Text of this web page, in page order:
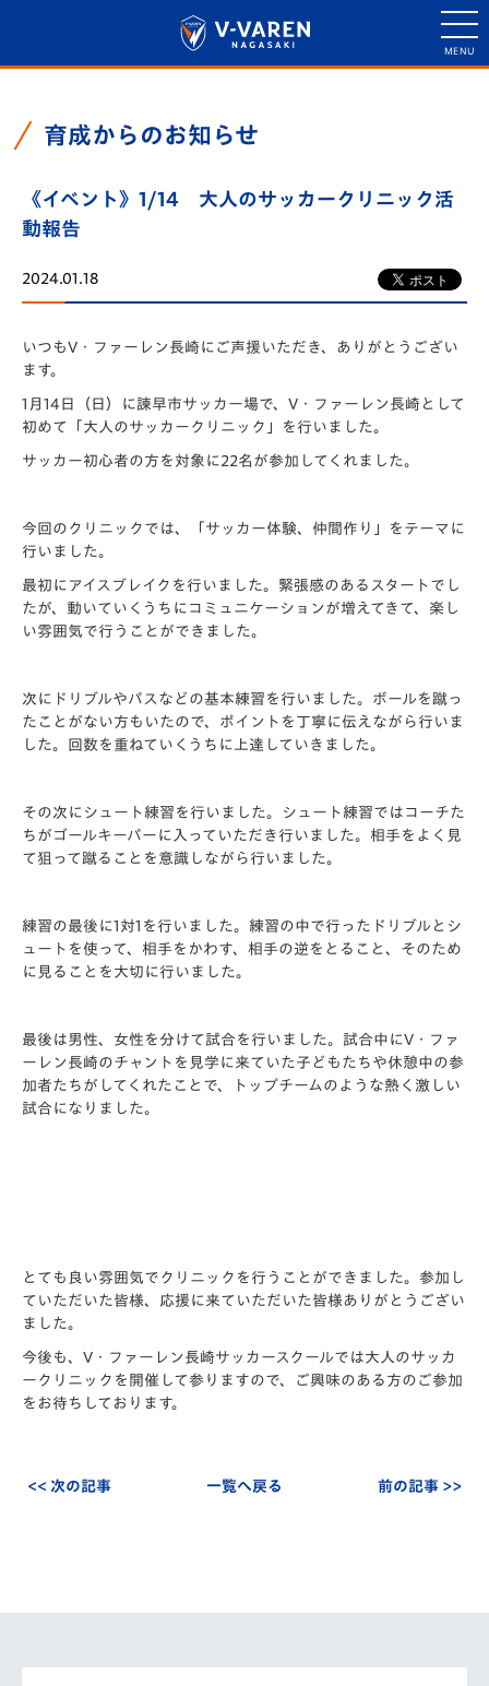
育成からのお知らせ
《イベント》1/14 大人のサッカークリニック活
動報告
2024.01.18
いつもV・ファーレン長崎にご声援いただき、ありがとうござい
ます。
1月14日（日）に諫早市サッカー場で、V・ファーレン長崎として
初めて「大人のサッカークリニック」を行いました。
サッカー初心者の方を対象に22名が参加してくれました。
今回のクリニックでは、「サッカー体験、仲間作り」をテーマに
行いました。
最初にアイスブレイクを行いました。緊張感のあるスタートでし
たが、動いていくうちにコミュニケーションが増えてきて、楽し
い雰囲気で行うことができました。
次にドリブルやパスなどの基本練習を行いました。ボールを蹴っ
たことがない方もいたので、ポイントを丁寧に伝えながら行いま
した。回数を重ねていくうちに上達していきました。
その次にシュート練習を行いました。シュート練習ではコーチた
ちがゴールキーパーに入っていただき行いました。相手をよく見
て狙って蹴ることを意識しながら行いました。
練習の最後に1対1を行いました。練習の中で行ったドリブルとシ
ュートを使って、相手をかわす、相手の逆をとること、そのため
に見ることを大切に行いました。
最後は男性、女性を分けて試合を行いました。試合中にV・ファ
ーレン長崎のチャントを見学に来ていた子どもたちや休憩中の参
加者たちがしてくれたことで、トップチームのような熱く激しい
試合になりました。
とても良い雰囲気でクリニックを行うことができました。参加し
ていただいた皆様、応援に来ていただいた皆様ありがとうござい
ました。
今後も、V・ファーレン長崎サッカースクールでは大人のサッカ
ークリニックを開催して参りますので、ご興味のある方のご参加
をお待ちしております。
<< 次の記事 一覧へ戻る 前の記事 >>